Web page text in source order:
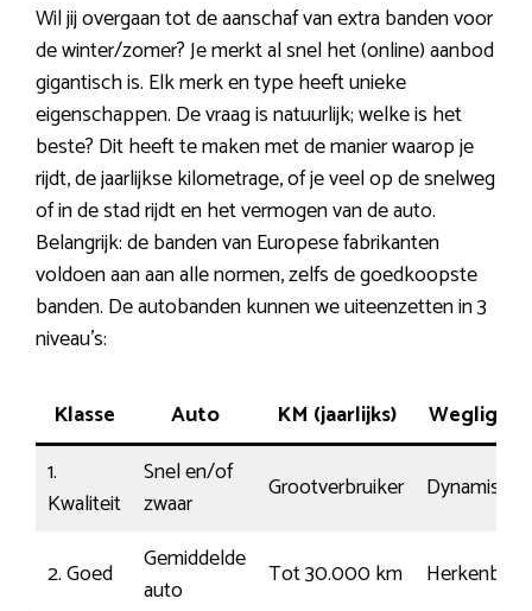
Wil jij overgaan tot de aanschaf van extra banden voor
de winter/zomer? Je merkt al snel het (online) aanbod
gigantisch is. Elk merk en type heeft unieke
eigenschappen. De vraag is natuurlijk; welke is het
beste? Dit heeft te maken met de manier waarop je
rijdt, de jaarlijkse kilometrage, of je veel op de snelweg
of in de stad rijdt en het vermogen van de auto.
Belangrijk: de banden van Europese fabrikanten
voldoen aan aan alle normen, zelfs de goedkoopste
banden. De autobanden kunnen we uiteenzetten in 3
niveau’s:
Klasse Auto KM (jaarlijks)
1.
Kwaliteit
Snel en/of
zwaar
Grootverbruiker Dynamisch
2. Goed
Gemiddelde
auto
Tot 30.000 km
Herkenbaar